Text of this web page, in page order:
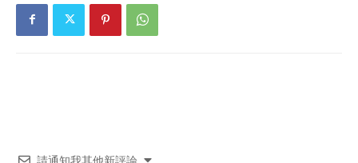
請通知我其他新評論